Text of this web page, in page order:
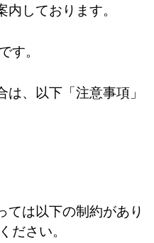
しております。
す。
、以下「注意事項」
ては以下の制約があり
ださい。